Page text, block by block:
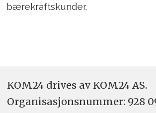
bærekraftskunder.
KOM24 drives av KOM24 AS.
Organisasjons­nummer: 928